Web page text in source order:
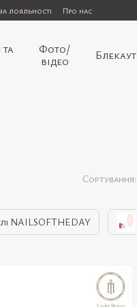
лояльності
Про нас
Фото/
відео
Блекаут
Сортування:
NAILSOFTHEDAY